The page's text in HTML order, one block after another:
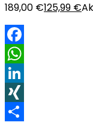
189,00 €125,99 €
Facebook
WhatsApp
LinkedIn
XING